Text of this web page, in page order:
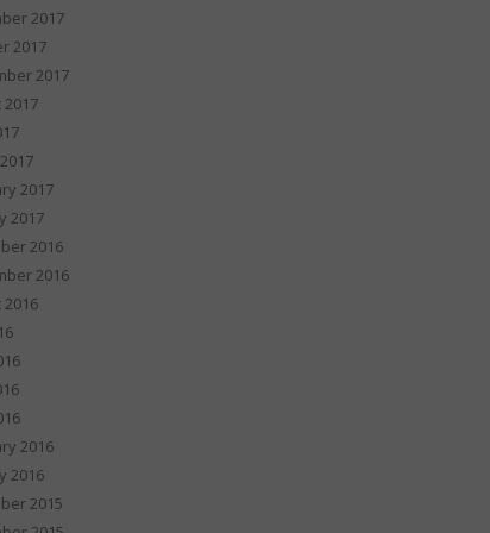
2017
2017
2017
2017
2017
2016
2016
2016
2016
2015